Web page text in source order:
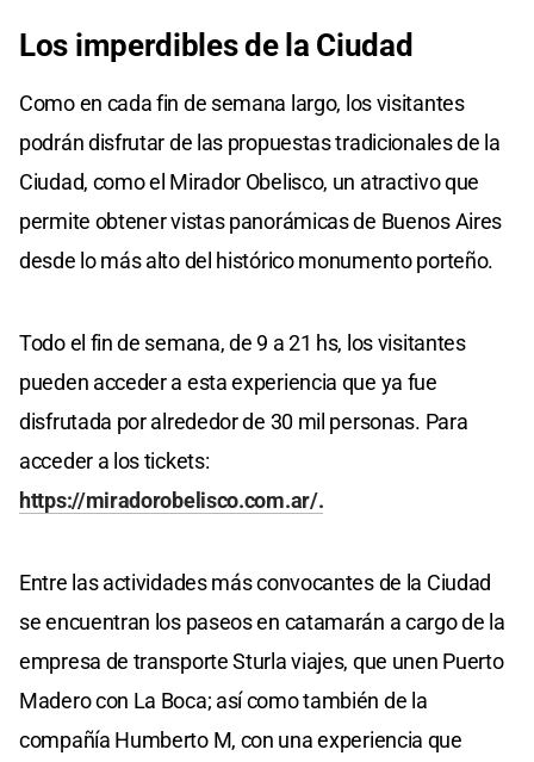
Los imperdibles de la Ciudad
Como en cada fin de semana largo, los visitantes
podrán disfrutar de las propuestas tradicionales de la
Ciudad, como el Mirador Obelisco, un atractivo que
permite obtener vistas panorámicas de Buenos Aires
desde lo más alto del histórico monumento porteño.
Todo el fin de semana, de 9 a 21 hs, los visitantes
pueden acceder a esta experiencia que ya fue
disfrutada por alrededor de 30 mil personas. Para
acceder a los tickets:
https://miradorobelisco.com.ar/.
Entre las actividades más convocantes de la Ciudad
se encuentran los paseos en catamarán a cargo de la
empresa de transporte Sturla viajes, que unen Puerto
Madero con La Boca; así como también de la
compañía Humberto M, con una experiencia que